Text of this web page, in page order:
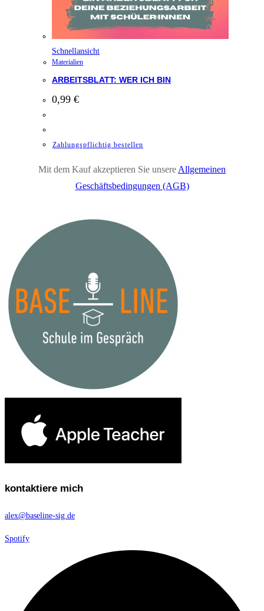
Schnellansicht
Materialien
ARBEITSBLATT: WER ICH BIN
0,99 €
Zahlungspflichtig bestellen
Mit dem Kauf akzeptieren Sie unsere Allgemeinen
Geschäftsbedingungen (AGB)
kontaktiere mich
alex@baseline-sig.de
Spotify